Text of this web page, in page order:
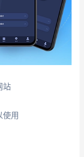
站
使用